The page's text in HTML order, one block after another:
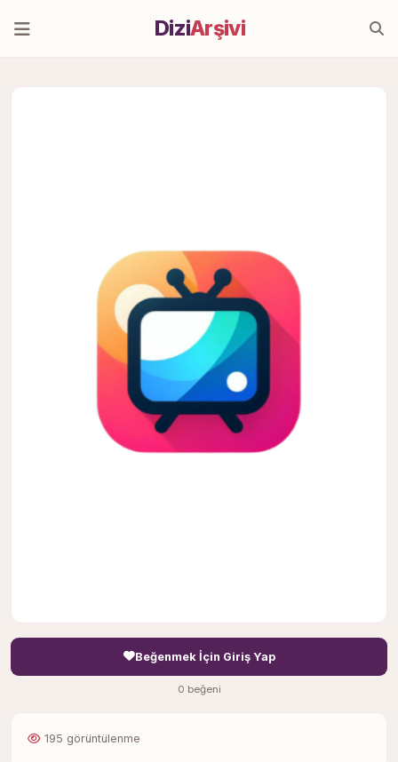
DiziArşivi
Beğenmek İçin Giriş Yap
0 beğeni
195 görüntülenme